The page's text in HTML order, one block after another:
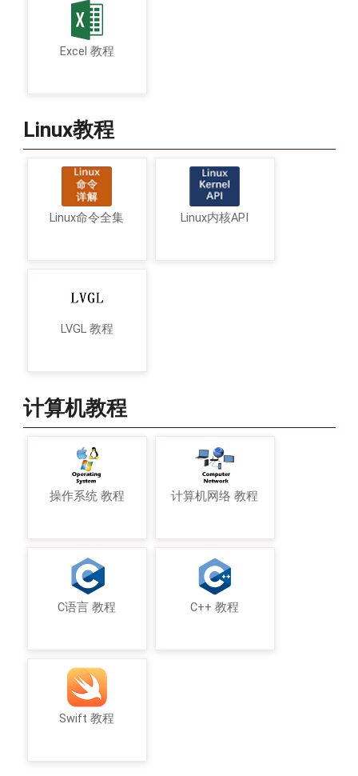
Excel 教程
Linux教程
Linux命令全集 Linux内核API
LVGL 教程
计算机教程
操作系统 教程 计算机网络 教程
C语言 教程 C++ 教程
Swift 教程